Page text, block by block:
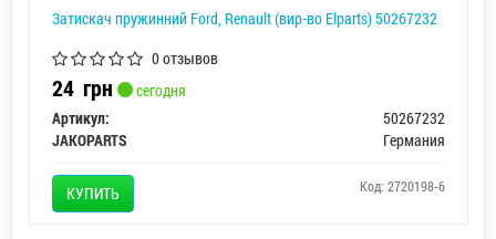
Затискач пружинний Ford, Renault (вир-во Elparts) 50267232
0 отзывов
24 грн
сегодня
Артикул:
50267232
JAKOPARTS
Германия
КУПИТЬ Код: 2720198-6